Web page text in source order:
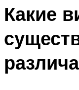
Какие